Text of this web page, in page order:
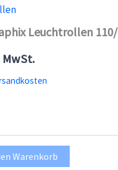
Leuchtrollen
Warenkorb